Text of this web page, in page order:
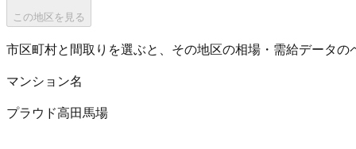
この地区を見る
市区町村と間取りを選ぶと、その地区の相場・需給データの
マンション名
プラウド高田馬場